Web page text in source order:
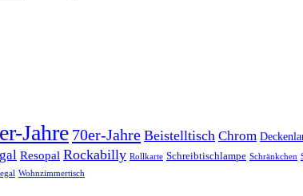
Jahre 70er-Jahre Beistelltisch Chrom
Resopal Rockabilly Rollkarte Schreibtischlampe Schränkchen
Wohnzimmertisch